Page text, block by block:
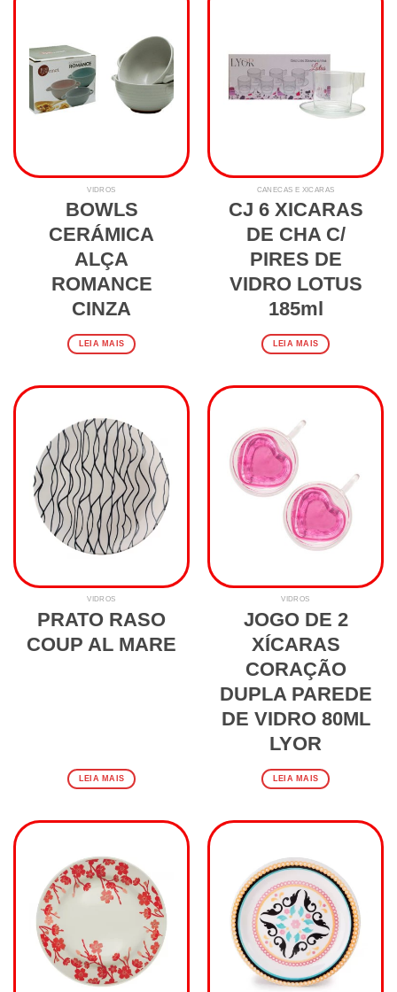
VIDROS
BOWLS
CERÁMICA
ALÇA
ROMANCE
CINZA
LEIA MAIS
CANECAS E XÍCARAS
CJ 6 XICARAS
DE CHA C/
PIRES DE
VIDRO LOTUS
185ml
LEIA MAIS
VIDROS
PRATO RASO
COUP AL MARE
LEIA MAIS
VIDROS
JOGO DE 2
XÍCARAS
CORAÇÃO
DUPLA PAREDE
DE VIDRO 80ML
LYOR
LEIA MAIS